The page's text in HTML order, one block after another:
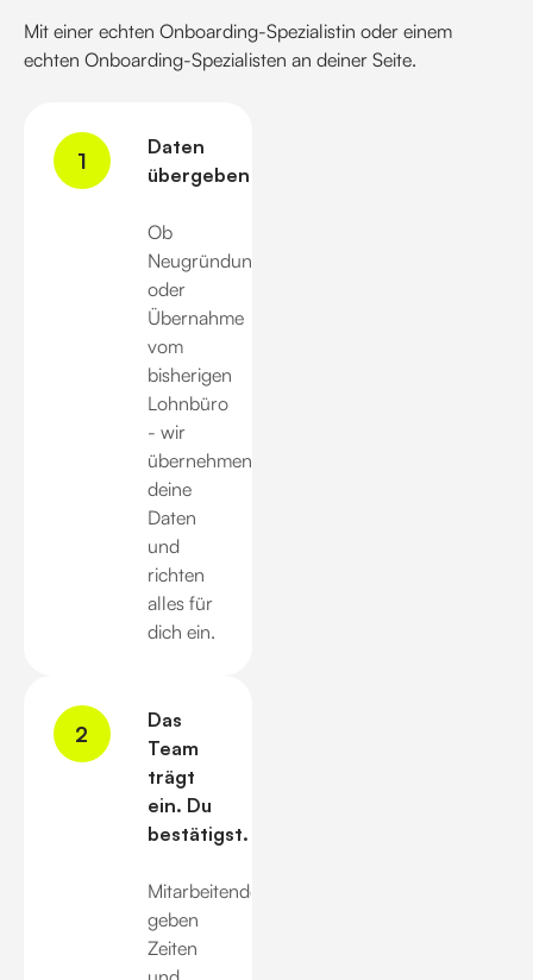
Mit einer echten Onboarding-Spezialistin oder einem
echten Onboarding-Spezialisten an deiner Seite.
1
Daten
übergeben.
Ob
Neugründung
oder
Übernahme
vom
bisherigen
Lohnbüro
- wir
übernehmen
deine
Daten
und
richten
alles für
dich ein.
2
Das
Team
trägt
ein. Du
bestätigst.
Mitarbeitende
geben
Zeiten